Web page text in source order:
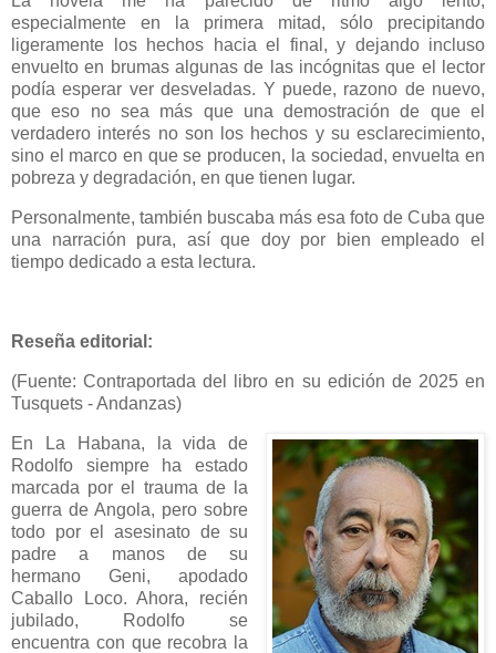
especialmente en la primera mitad, sólo precipitando
ligeramente los hechos hacia el final, y dejando incluso
envuelto en brumas algunas de las incógnitas que el lector
podía esperar ver desveladas. Y puede, razono de nuevo,
que eso no sea más que una demostración de que el
verdadero interés no son los hechos y su esclarecimiento,
sino el marco en que se producen, la sociedad, envuelta en
pobreza y degradación, en que tienen lugar.
Personalmente, también buscaba más esa foto de Cuba que
una narración pura, así que doy por bien empleado el
tiempo dedicado a esta lectura.
Reseña editorial:
(Fuente: Contraportada del libro en su edición de 2025 en
Tusquets - Andanzas)
En La Habana, la vida de
Rodolfo siempre ha estado
marcada por el trauma de la
guerra de Angola, pero sobre
todo por el asesinato de su
padre a manos de su
hermano Geni, apodado
Caballo Loco. Ahora, recién
jubilado, Rodolfo se
encuentra con que recobra la